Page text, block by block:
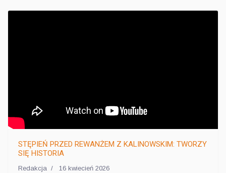
STĘPIEŃ PRZED REWANŻEM Z KALINOWSKIM: TWORZY
SIĘ HISTORIA
Redakcja 16 kwiecień 2026